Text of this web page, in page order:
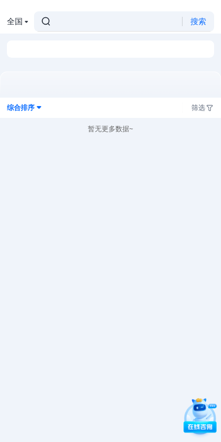
全国 搜索
综合排序 筛选
暂无更多数据~